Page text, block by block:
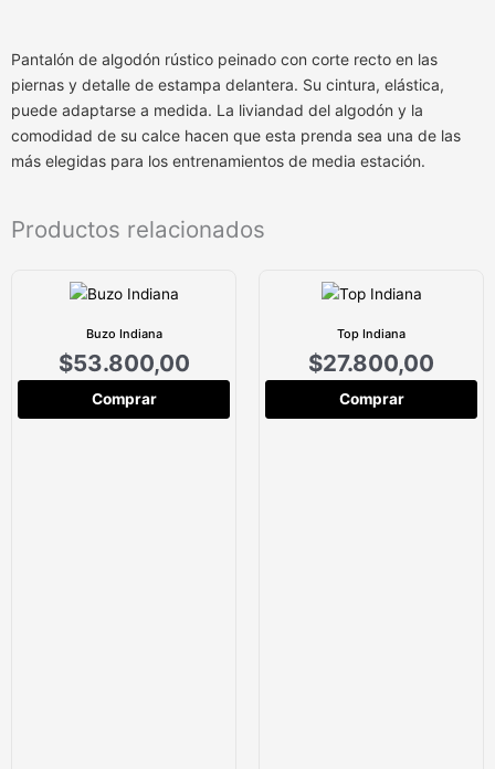
Pantalón de algodón rústico peinado con corte recto en las
piernas y detalle de estampa delantera. Su cintura, elástica,
puede adaptarse a medida. La liviandad del algodón y la
comodidad de su calce hacen que esta prenda sea una de las
más elegidas para los entrenamientos de media estación.
Productos relacionados
Buzo Indiana
$53.800,00
Comprar
Top Indiana
$27.800,00
Comprar